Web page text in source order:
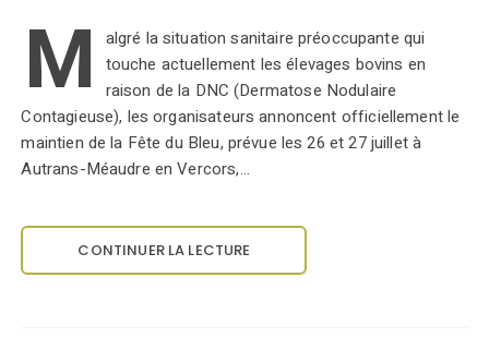
M
algré la situation sanitaire préoccupante qui
touche actuellement les élevages bovins en
raison de la DNC (Dermatose Nodulaire
Contagieuse), les organisateurs annoncent officiellement le
maintien de la Fête du Bleu, prévue les 26 et 27 juillet à
Autrans-Méaudre en Vercors,…
CONTINUER LA LECTURE